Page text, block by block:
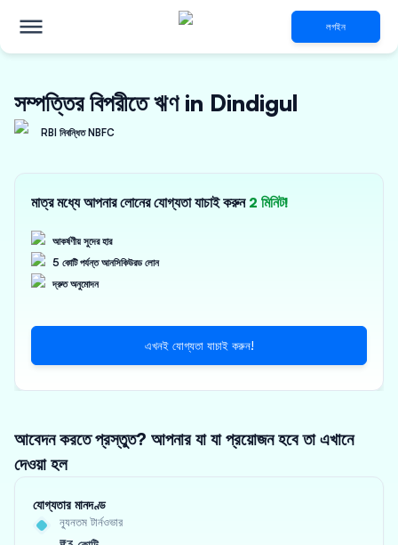
লগইন
সম্পত্তির বিপরীতে ঋণ in Dindigul
RBI নিবন্ধিত NBFC
মাত্র মধ্যে আপনার লোনের যোগ্যতা যাচাই করুন 2 মিনিট!
আকর্ষণীয় সুদের হার
5 কোটি পর্যন্ত আনসিকিউরড লোন
দ্রুত অনুমোদন
এখনই যোগ্যতা যাচাই করুন!
আবেদন করতে প্রস্তুত? আপনার যা যা প্রয়োজন হবে তা এখানে
দেওয়া হল
যোগ্যতার মানদণ্ড
ন্যূনতম টার্নওভার